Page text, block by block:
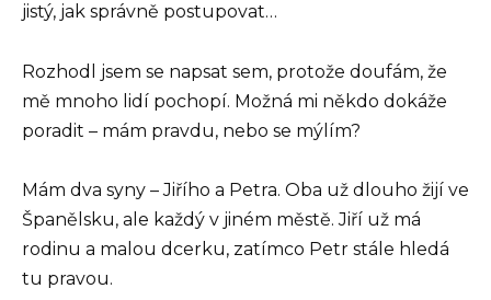
jistý, jak správně postupovat…
Rozhodl jsem se napsat sem, protože doufám, že
mě mnoho lidí pochopí. Možná mi někdo dokáže
poradit – mám pravdu, nebo se mýlím?
Mám dva syny – Jiřího a Petra. Oba už dlouho žijí ve
Španělsku, ale každý v jiném městě. Jiří už má
rodinu a malou dcerku, zatímco Petr stále hledá
tu pravou.